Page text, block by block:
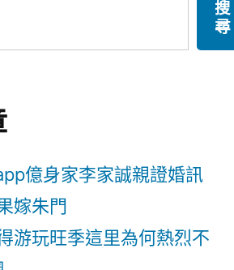
搜
尋
億身家李家誠親證婚訊
嫁朱門
游玩旺季這里為何熱烈不